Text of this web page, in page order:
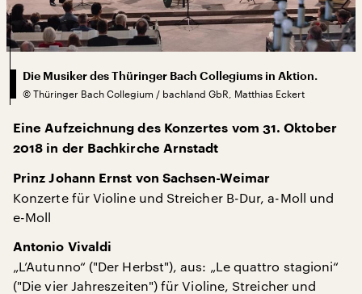
Die Musiker des Thüringer Bach Collegiums in Aktion.
© Thüringer Bach Collegium / bachland GbR, Matthias Eckert
Eine Aufzeichnung des Konzertes vom 31. Oktober
2018 in der Bachkirche Arnstadt
Prinz Johann Ernst von Sachsen-Weimar
Konzerte für Violine und Streicher B-Dur, a-Moll und
e-Moll
Antonio Vivaldi
„L’Autunno“ ("Der Herbst"), aus: „Le quattro stagioni“
("Die vier Jahreszeiten") für Violine, Streicher und